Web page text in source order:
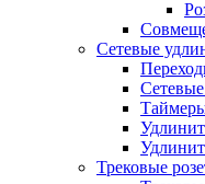
Сетевые
Трековые